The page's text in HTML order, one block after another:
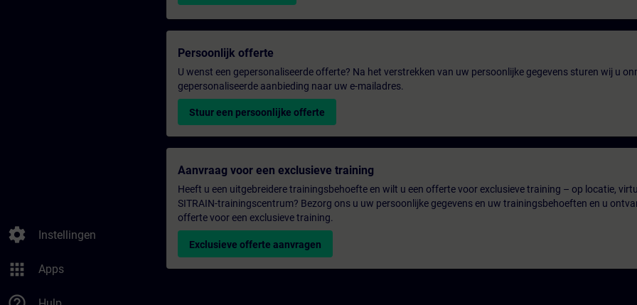
settings Instellingen
apps Apps
Persoonlijk offerte
U wenst een gepersonaliseerde offerte? Na het verstrekken van uw persoonlijke gegevens sturen wij u
gepersonaliseerde aanbieding naar uw e-mailadres.
Stuur een persoonlijke offerte
Aanvraag voor een exclusieve training
Heeft u een uitgebreidere trainingsbehoefte en wilt u een offerte voor exclusieve training – op locatie,
SITRAIN-trainingscentrum? Bezorg ons u uw persoonlijke gegevens en uw trainingsbehoeften en u
offerte voor een exclusieve training.
Exclusieve offerte aanvragen